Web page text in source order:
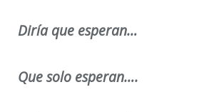
Diría que esperan…
Que solo esperan….